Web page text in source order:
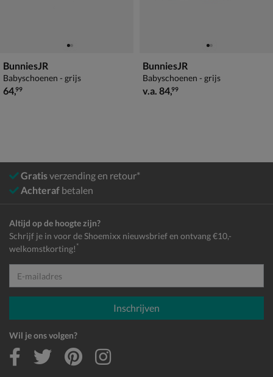
BunniesJR
Babyschoenen - grijs
€ 64,99
64,99
BunniesJR
Babyschoenen - grijs
vanaf € 84,99
v.a. 84,99
Gratisverzending en retour*
Achteraf betalen
Altijd op de hoogte zijn?
Schrijf je in voor de Shoemixx nieuwsbrief en ontvang €10,-
welkomstkorting! *
E-mailadres
Inschrijven
Wil je ons volgen?